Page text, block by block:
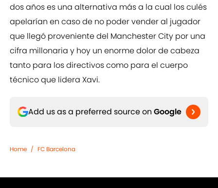
dos años es una alternativa más a la cual los culés
apelarían en caso de no poder vender al jugador
que llegó proveniente del Manchester City por una
cifra millonaria y hoy un enorme dolor de cabeza
tanto para los directivos como para el cuerpo
técnico que lidera Xavi.
Add us as a preferred source on Google
Home / FC Barcelona